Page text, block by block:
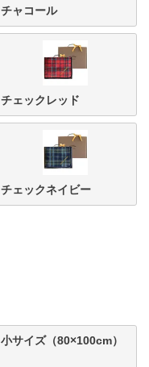
チャコール
チェックレッド
チェックネイビー
小サイズ（80×100cm）